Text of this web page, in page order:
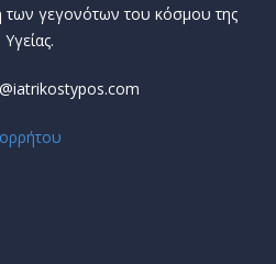
γεγονότων του κόσμου της
Υγείας.